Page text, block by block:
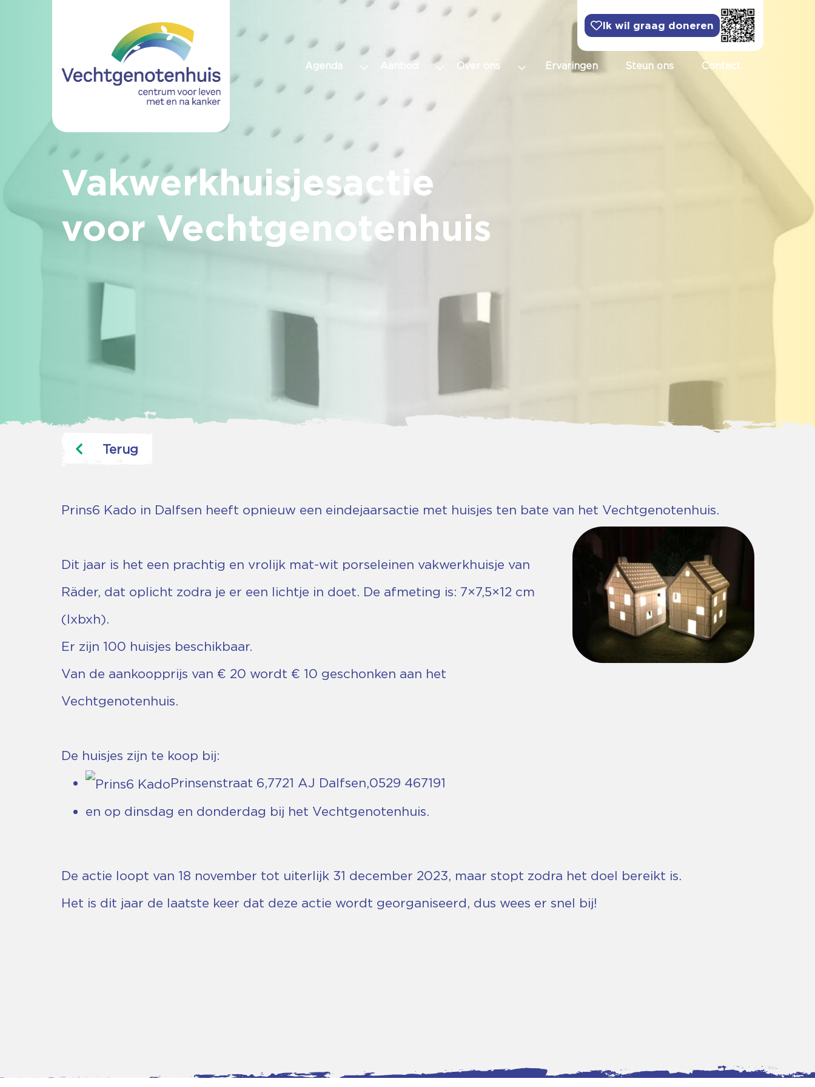
Ik wil graag doneren
Agenda Over ons Ervaringen Steun ons Contact
Vakwerkhuisjesactie
voor Vechtgenotenhuis
Terug
Prins6 Kado in Dalfsen heeft opnieuw een eindejaarsactie met huisjes ten bate van het Vechtgenotenhuis.
Dit jaar is het een prachtig en vrolijk mat-wit porseleinen vakwerkhuisje van
Räder, dat oplicht zodra je er een lichtje in doet. De afmeting is: 7×7,5×12 cm
(lxbxh).
Er zijn 100 huisjes beschikbaar.
Van de aankoopprijs van € 20 wordt € 10 geschonken aan het
Vechtgenotenhuis.
De huisjes zijn te koop bij:
Prinsenstraat 6, 7721 AJ Dalfsen, 0529 467191
en op dinsdag en donderdag bij het Vechtgenotenhuis.
De actie loopt van 18 november tot uiterlijk 31 december 2023, maar stopt zodra het doel bereikt is.
Het is dit jaar de laatste keer dat deze actie wordt georganiseerd, dus wees er snel bij!